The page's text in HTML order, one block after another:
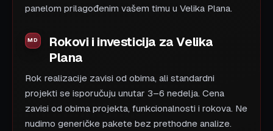
panelom prilagođenim vašem timu u Velika Plana.
Rokovi i investicija za Velika
Plana
Rok realizacije zavisi od obima, ali standardni
projekti se isporučuju unutar 3–6 nedelja. Cena
zavisi od obima projekta, funkcionalnosti i rokova. Ne
nudimo generičke pakete bez prethodne analize.